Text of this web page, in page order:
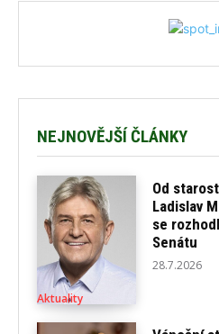
NEJNOVĚJŠÍ ČLÁNKY
Aktuality
Od
Ladislav
se
Senátu
28.7.2026